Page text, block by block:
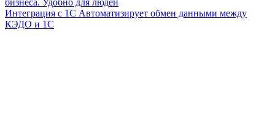
бизнеса. Удобно для людей
Интеграция с 1С Автоматизирует обмен данными между
КЭДО и 1С